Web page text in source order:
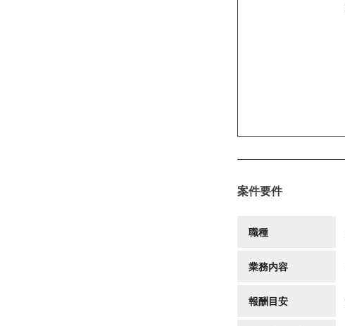
案件要件
職種
業務内容
報酬目安